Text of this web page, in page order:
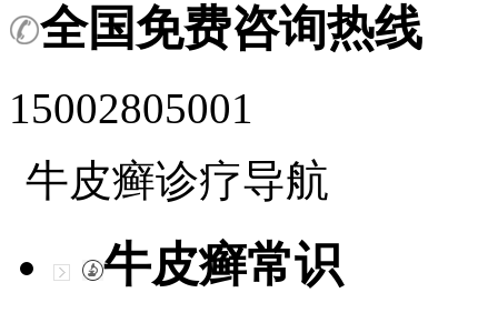
全国免费咨询热线
15002805001
牛皮癣诊疗导航
牛皮癣常识